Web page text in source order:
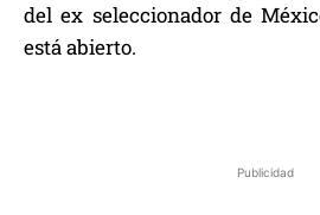
Publicidad
del ex seleccionador de
está abierto.